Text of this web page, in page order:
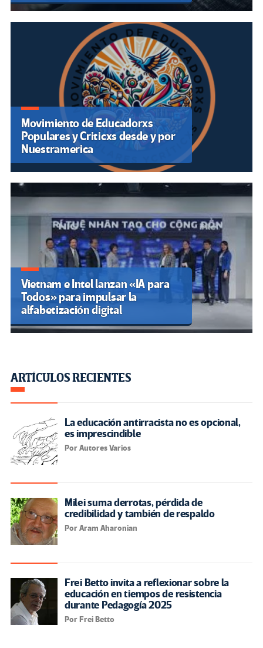
Movimiento de Educadorxs
Populares y Criticxs desde y por
Nuestramerica
Vietnam e Intel lanzan «IA para
Todos» para impulsar la
alfabetización digital
ARTÍCULOS RECIENTES
La educación antirracista no es opcional,
es imprescindible
Por Autores Varios
Milei suma derrotas, pérdida de
credibilidad y también de respaldo
Por Aram Aharonian
Frei Betto invita a reflexionar sobre la
educación en tiempos de resistencia
durante Pedagogía 2025
Por Frei Betto